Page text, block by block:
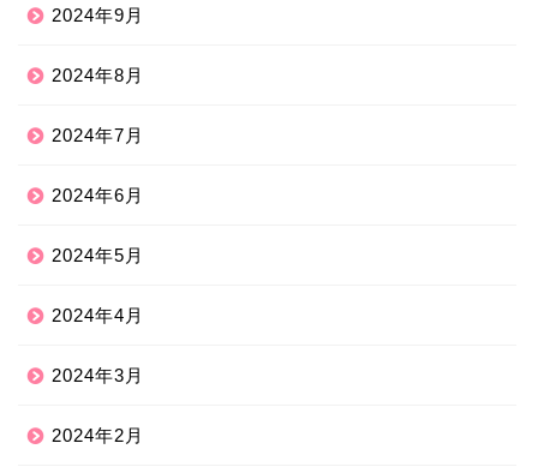
2024年9月
2024年8月
2024年7月
2024年6月
2024年5月
2024年4月
2024年3月
2024年2月